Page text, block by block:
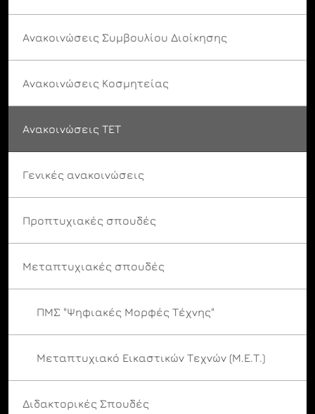
Ανακοινώσεις Συμβουλίου Διοίκησης
Ανακοινώσεις Κοσμητείας
Ανακοινώσεις ΤΕΤ
Γενικές ανακοινώσεις
Προπτυχιακές σπουδές
Μεταπτυχιακές σπουδές
ΠΜΣ "Ψηφιακές Μορφές Τέχνης"
Μεταπτυχιακό Εικαστικών Τεχνών (Μ.Ε.Τ.)
Διδακτορικές Σπουδές